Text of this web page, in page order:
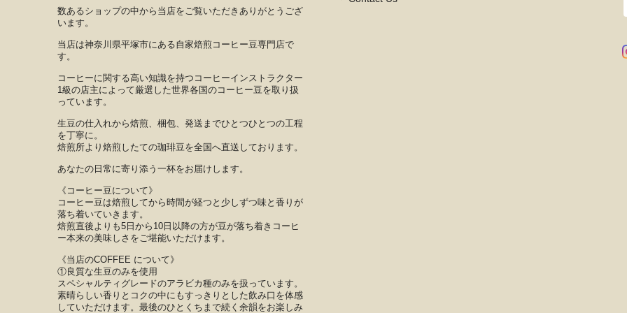
数あるショップの中から当店をご覧いただきありがとうござ
います。
当店は神奈川県平塚市にある自家焙煎コーヒー豆専門店で
す。
コーヒーに関する高い知識を持つコーヒーインストラクター
1級の店主によって厳選した世界各国のコーヒー豆を取り扱
っています。
生豆の仕入れから焙煎、梱包、発送までひとつひとつの工程
を丁寧に。
焙煎所より焙煎したての珈琲豆を全国へ直送しております。
あなたの日常に寄り添う一杯をお届けします。
《コーヒー豆について》
コーヒー豆は焙煎してから時間が経つと少しずつ味と香りが
落ち着いていきます。
焙煎直後よりも5日から10日以降の方が豆が落ち着きコーヒ
ー本来の美味しさをご堪能いただけます。
《当店のCOFFEE について》
①良質な生豆のみを使用
スペシャルティグレードのアラビカ種のみを扱っています。
素晴らしい香りとコクの中にもすっきりとした飲み口を体感
していただけます。最後のひとくちまで続く余韻をお楽しみ